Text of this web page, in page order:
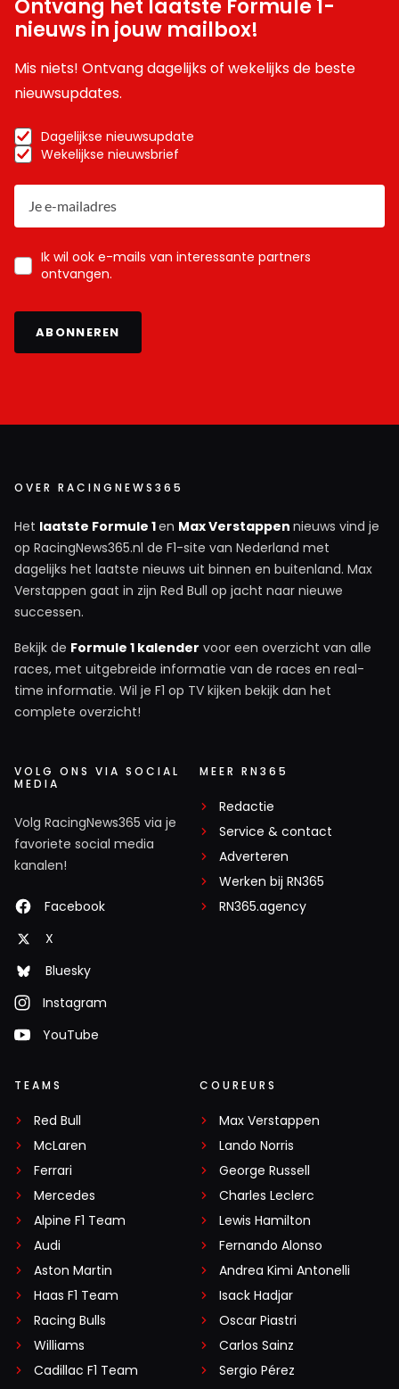
Ontvang het laatste Formule 1-
nieuws in jouw mailbox!
Mis niets! Ontvang dagelijks of wekelijks de beste
nieuwsupdates.
Dagelijkse nieuwsupdate
Wekelijkse nieuwsbrief
Ik wil ook e-mails van interessante partners
ontvangen.
ABONNEREN
OVER RACINGNEWS365
Het laatste Formule 1en Max Verstappen nieuws vind je
op RacingNews365.nl de F1-site van Nederland met
dagelijks het laatste nieuws uit binnen en buitenland. Max
Verstappen gaat in zijn Red Bull op jacht naar nieuwe
successen.
Bekijk de Formule 1 kalender voor een overzicht van alle
races, met uitgebreide informatie van de races en real-
time informatie. Wil je F1 op TV kijken bekijk dan het
complete overzicht!
VOLG ONS VIA SOCIAL
MEDIA
Volg RacingNews365 via je
favoriete social media
kanalen!
Facebook
X
Bluesky
Instagram
YouTube
MEER RN365
Redactie
Service & contact
Adverteren
Werken bij RN365
RN365.agency
TEAMS
Red Bull
McLaren
Ferrari
Mercedes
Alpine F1 Team
Audi
Aston Martin
Haas F1 Team
Racing Bulls
Williams
Cadillac F1 Team
COUREURS
Max Verstappen
Lando Norris
George Russell
Charles Leclerc
Lewis Hamilton
Fernando Alonso
Andrea Kimi Antonelli
Isack Hadjar
Oscar Piastri
Carlos Sainz
Sergio Pérez